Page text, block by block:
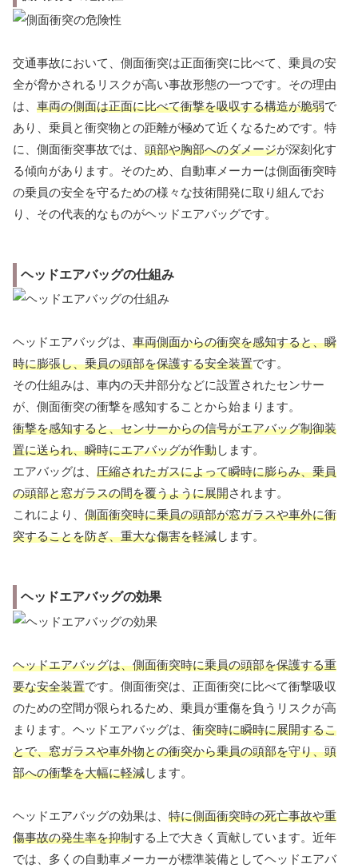
交通事故において、側面衝突は正面衝突に比べて、乗員の安
全が脅かされるリスクが高い事故形態の一つです。その理由
は、 車両の側面は正面に比べて衝撃を吸収する構造が脆弱で
あり、乗員と衝突物との距離が極めて近くなるためです。特
に、側面衝突事故では、 頭部や胸部へのダメージが深刻化す
る傾向があります。そのため、自動車メーカーは側面衝突時
の乗員の安全を守るための様々な技術開発に取り組んでお
り、その代表的なものがヘッドエアバッグです。
ヘッドエアバッグの仕組み
ヘッドエアバッグは、 車両側面からの衝突を感知すると、瞬
時に膨張し、乗員の頭部を保護する安全装置です。
その仕組みは、車内の天井部分などに設置されたセンサー
が、側面衝突の衝撃を感知することから始まります。
衝撃を感知すると、センサーからの信号がエアバッグ制御装
置に送られ、瞬時にエアバッグが作動します。
エアバッグは、 圧縮されたガスによって瞬時に膨らみ、乗員
の頭部と窓ガラスの間を覆うように展開されます。
これにより、 側面衝突時に乗員の頭部が窓ガラスや車外に衝
突することを防ぎ、重大な傷害を軽減します。
ヘッドエアバッグの効果
ヘッドエアバッグは、側面衝突時に乗員の頭部を保護する重
要な安全装置です。側面衝突は、正面衝突に比べて衝撃吸収
のための空間が限られるため、乗員が重傷を負うリスクが高
まります。ヘッドエアバッグは、 衝突時に瞬時に展開するこ
とで、窓ガラスや車外物との衝突から乗員の頭部を守り、頭
部への衝撃を大幅に軽減します。
ヘッドエアバッグの効果は、 特に側面衝突時の死亡事故や重
傷事故の発生率を抑制する上で大きく貢献しています。近年
では、多くの自動車メーカーが標準装備としてヘッドエアバ